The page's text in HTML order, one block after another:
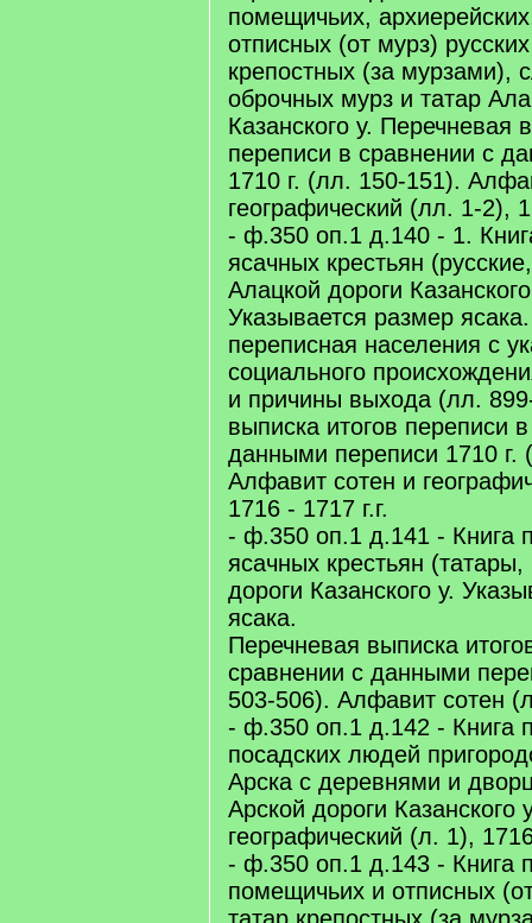
помещичьих,
отписных (от мурз)
крепостных (за мурзами),
оброчных мурз и татар
Казанского у. Перечневая
переписи в сравнении с
1710 г. (лл. 150-151).
географический (лл. 1-2),
- ф.350 оп.1 д.140 - 1.
ясачных крестьян
Алацкой дороги
Указывается размер
переписная населения с
социального
и причины выхода (лл.
выписка итогов переписи
данными переписи 1710 г.
Алфавит сотен и
1716 - 1717 г.г.
- ф.350 оп.1 д.141 - Книга
ясачных крестьян
дороги Казанского у.
ясака.
Перечневая выписка
сравнении с данными
503-506). Алфавит сотен
- ф.350 оп.1 д.142 - Книга
посадских людей
Арска с деревнями и
Арской дороги Казанского
географический (л. 1),
- ф.350 оп.1 д.143 - Книга
помещичьих и отписных